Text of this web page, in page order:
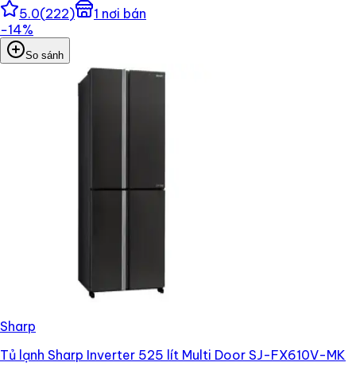
5.0(222) 1 nơi bán
−14%
So sánh
Sharp
Tủ lạnh Sharp Inverter 525 lít Multi Door SJ-FX610V-MK